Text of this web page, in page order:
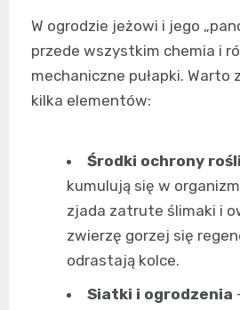
W ogrodzie jeżowi i jego
przede wszystkim chemia i
mechaniczne pułapki. Warto
kilka elementów:
Środki ochrony
kumulują się w
zjada zatrute ślimaki i
zwierzę gorzej się
odrastają kolce.
Siatki i ogrodzenia